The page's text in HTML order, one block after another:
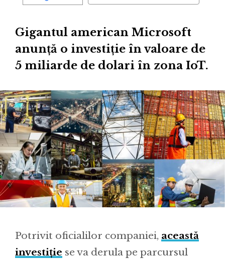
Gigantul american Microsoft
anunță o investiție în valoare de
5 miliarde de dolari în zona IoT.
Potrivit oficialilor companiei, această
investiție se va derula pe parcursul